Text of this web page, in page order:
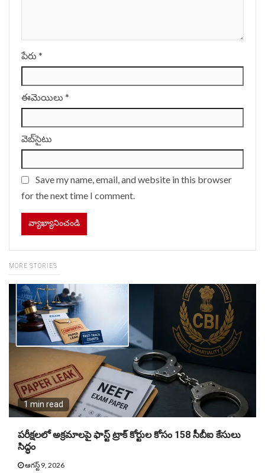
పేరు *
ఈమెయిలు *
వెబ్‌సైటు
Save my name, email, and website in this browser
for the next time I comment.
MORE STORIES
1 min read
పరీక్షలలో అక్రమాలపై ఫాస్ట్ ట్రాక్ కోర్టుల కోసం 158 సీబీఐ కేసులు
సిద్ధం
ఆగస్ట్ 9, 2026